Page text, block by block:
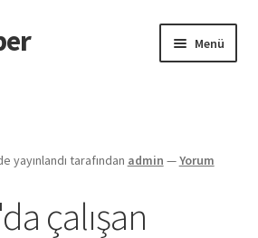
Menü
yayınlandı tarafından admin —Yorum
çalışan